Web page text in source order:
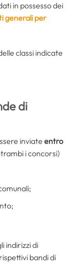
in possesso dei
generali per
classi indicate
di
inviate entro
i concorsi)
indirizzi di
bandi di